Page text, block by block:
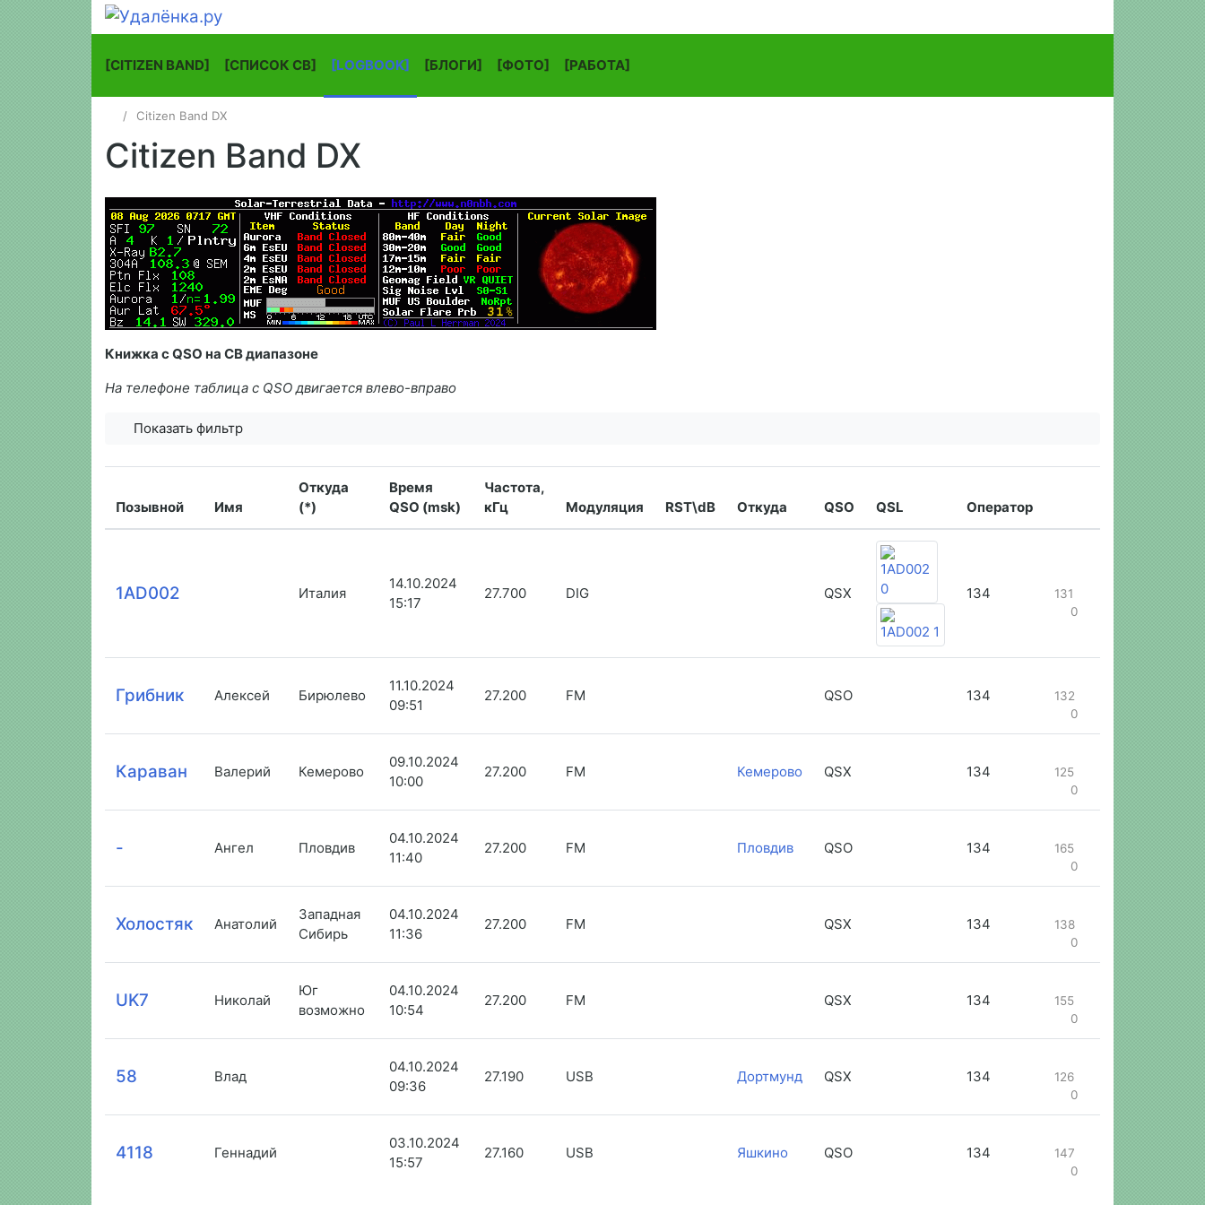
[CITIZEN BAND] [СПИСОК СВ] [LOGBOOK] [БЛОГИ] [ФОТО] [РАБОТА]
Citizen Band DX
Citizen Band DX
Книжка с QSO на CB диапазоне
На телефоне таблица с QSO двигается влево-вправо
Показать фильтр
Позывной Имя
Откуда
(*)
Время
QSO (msk)
Частота,
кГц
Модуляция RST\dB Откуда QSO QSL Оператор
1AD002 Италия
14.10.2024
15:17
27.700 DIG QSX 134
131
0
Грибник Алексей Бирюлево
11.10.2024
09:51
27.200 FM QSO 134
132
0
Караван Валерий Кемерово
09.10.2024
10:00
27.200 FM Кемерово QSX 134
125
0
- Ангел Пловдив
04.10.2024
11:40
27.200 FM Пловдив QSO 134
165
0
Холостяк Анатолий
Западная
Сибирь
04.10.2024
11:36
27.200 FM QSX 134
138
0
UK7 Николай
Юг
возможно
04.10.2024
10:54
27.200 FM QSX 134
155
0
58 Влад
04.10.2024
09:36
27.190 USB Дортмунд QSX 134
126
0
4118 Геннадий
03.10.2024
15:57
27.160 USB Яшкино QSO 134
147
0